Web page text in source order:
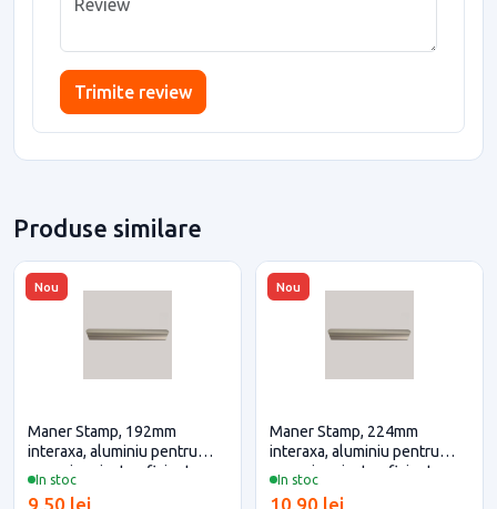
Trimite review
Produse similare
Nou
In stoc
Maner Stamp, 192mm
interaxa, aluminiu pentru
casa si proiecte eficiente
9,50 lei
Nou
In stoc
Maner Stamp, 224mm
interaxa, aluminiu pentru
casa si proiecte eficiente
10,90 lei